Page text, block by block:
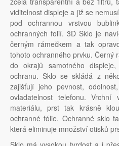
viditelnost displeje a již se
pod ochrannou vrstvou
ochranných folií. 3D Sklo je
černým rámečkem a tak
tohoto ochranného prvku. Černý
do okrajů samotného
ochranu. Sklo se skládá z
zajišťují jeho pevnost,
ovladatelnost telefonu.
materiálu, prst tak krásně
ochranné fólie. Ochranné sklo
která eliminuje množství otisků